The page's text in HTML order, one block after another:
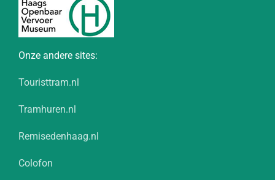
Onze andere sites:
Touristtram.nl
Tramhuren.nl
Remisedenhaag.nl
Colofon